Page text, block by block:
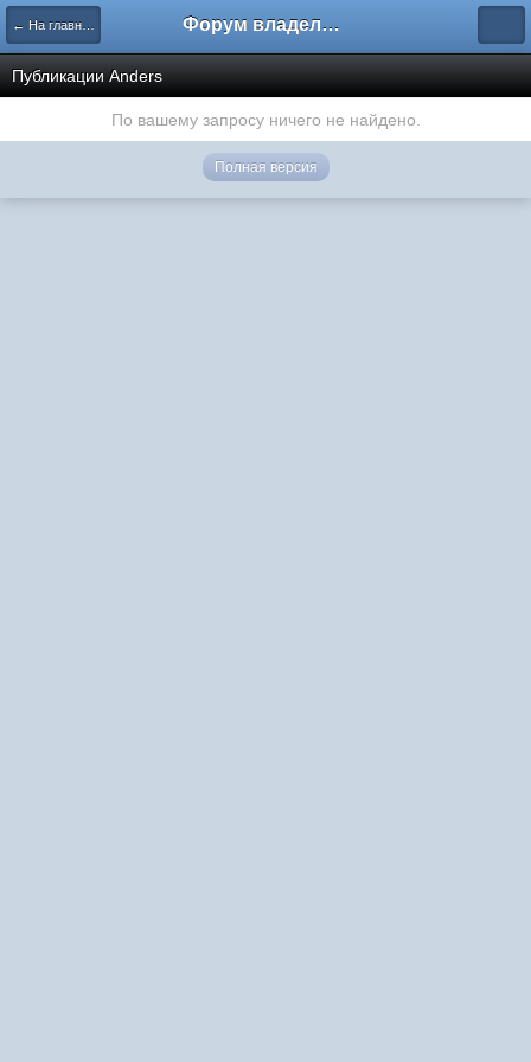
← На главную Форум владельцев интернет-магазинов
Публикации Anders
По вашему запросу ничего не найдено.
Полная версия